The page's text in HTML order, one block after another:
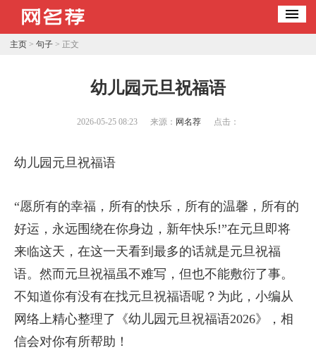
主页> 句子> 正文
幼儿园元旦祝福语
2026-05-25 08:23 来源： 网名荐 点击：
幼儿园元旦祝福语
“愿所有的幸福，所有的快乐，所有的温馨，所有的
好运，永远围绕在你身边，新年快乐!”在元旦即将
来临这天，在这一天看到最多的话就是元旦祝福
语。然而元旦祝福虽不难写，但也不能敷衍了事。
不知道你有没有在找元旦祝福语呢？为此，小编从
网络上精心整理了《幼儿园元旦祝福语2026》，相
信会对你有所帮助！